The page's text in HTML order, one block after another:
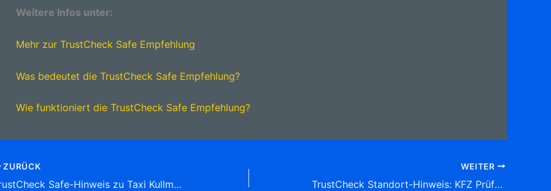
Weitere Infos unter:
Mehr zur TrustCheck Safe Empfehlung
Was bedeutet die TrustCheck Safe Empfehlung?
Wie funktioniert die TrustCheck Safe Empfehlung?
ZURÜCK
TrustCheck Safe-Hinweis zu Taxi Kullmann – Oberhausen-Rheinhausen/Waghäusel/Philippsburg Hauptstraße 115, 68794 Oberhausen-Rheinhausen Tel: 07254 65 09 Krankentransporte
WEITER
TrustCheck Standort-Hinweis: KFZ Prüfstelle Erkilic Israfil Eisenwerkstr. 0, 58332 Schwelm Tel: 02336 4 74 68 35 Kraftfahrzeugzulassungsstellen Adresse & Informationen